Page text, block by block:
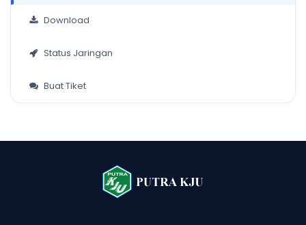
Download
Status Jaringan
Buat Tiket